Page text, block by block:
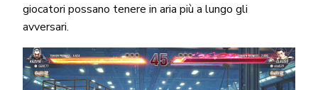
giocatori possano tenere in aria più a lungo gli
avversari.